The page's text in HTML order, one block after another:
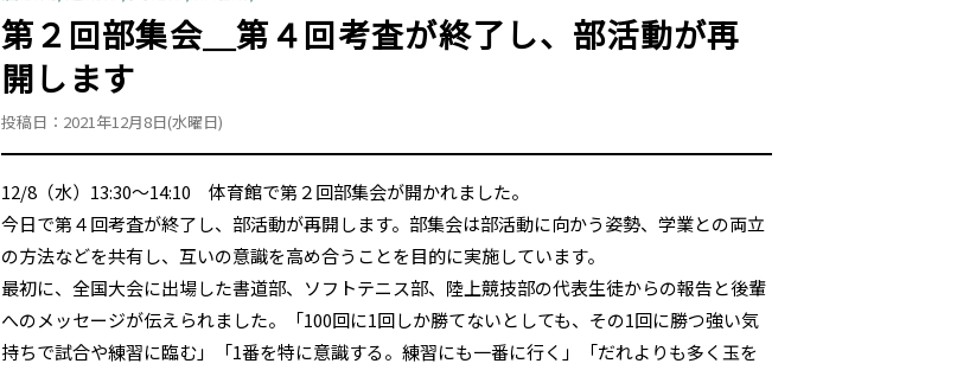
第２回部集会＿第４回考査が終了し、部活動が再
開します
投稿日：2021年12月8日(水曜日)
12/8（水）13:30〜14:10 体育館で第２回部集会が開かれました。
今日で第４回考査が終了し、部活動が再開します。部集会は部活動に向かう姿勢、学業との両立
の方法などを共有し、互いの意識を高め合うことを目的に実施しています。
最初に、全国大会に出場した書道部、ソフトテニス部、陸上競技部の代表生徒からの報告と後輩
へのメッセージが伝えられました。「100回に1回しか勝てないとしても、その1回に勝つ強い気
持ちで試合や練習に臨む」「1番を特に意識する。練習にも一番に行く」「だれよりも多く玉を